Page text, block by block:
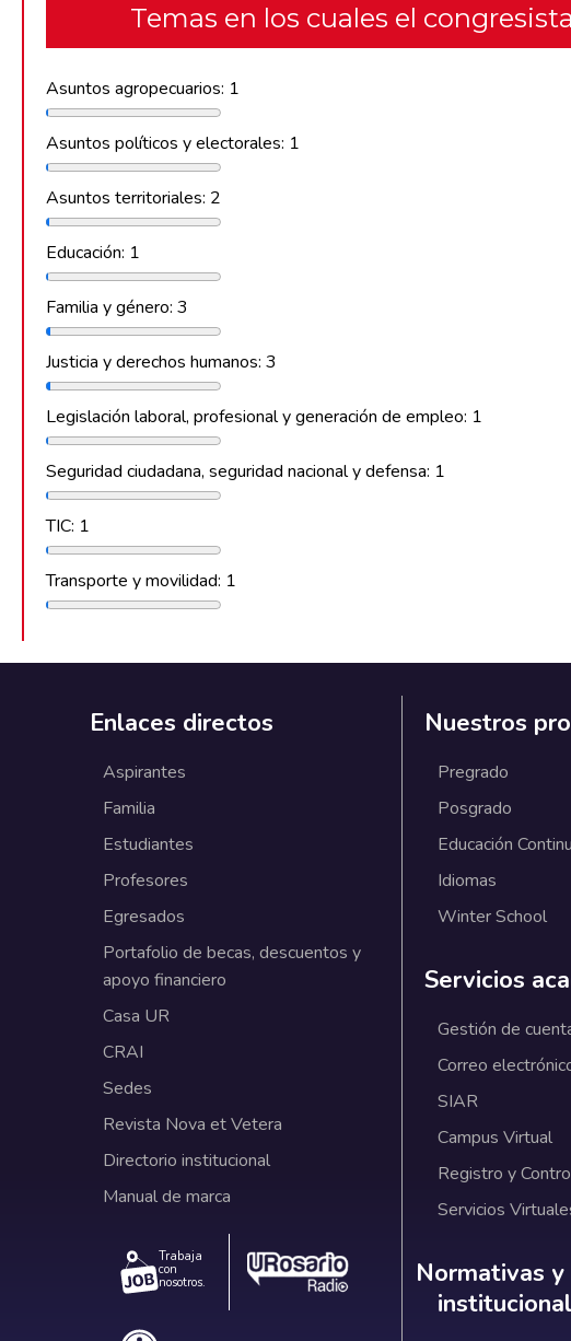
Temas en los cuales el
Asuntos agropecuarios: 1
Asuntos políticos y electorales: 1
Asuntos territoriales: 2
Educación: 1
Familia y género: 3
Justicia y derechos humanos: 3
Legislación laboral, profesional y generación de empleo: 1
Seguridad ciudadana, seguridad nacional y defensa: 1
TIC: 1
Transporte y movilidad: 1
Enlaces directos
Aspirantes
Familia
Estudiantes
Profesores
Egresados
Portafolio de becas, descuentos y
apoyo financiero
Casa UR
CRAI
Sedes
Revista Nova et Vetera
Directorio institucional
Manual de marca
Trabaja
con
nosotros.
Nuestros
Pregrado
Posgrado
Educación
Idiomas
Winter School
Servicios
Gestión de
Correo
SIAR
Campus Virtual
Registro y
Servicios
Normativas